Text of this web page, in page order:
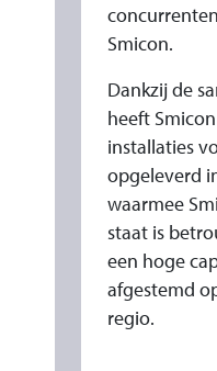
Smicon.
Dankzij de
heeft
installaties
opgeleverd
waarmee
staat is
een hoge
afgestemd
regio.